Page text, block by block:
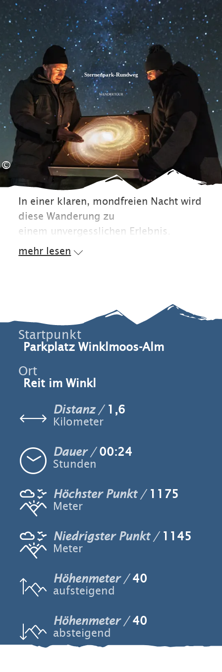
Zum
Inhalt
Zur
Suche
Zum
Footer
©
Sternenpark-Rundweg
WANDERTOUR
In einer klaren, mondfreien Nacht wird
diese Wanderung zu
einem unvergesslichen Erlebnis.
mehr lesen
Startpunkt
Parkplatz Winklmoos-Alm
Ort
Reit im Winkl
Distanz
1,6
Kilometer
Dauer 00:24
Stunden
Höchster Punkt 1175
Meter
Niedrigster Punkt 1145
Meter
Höhenmeter 40
aufsteigend
Höhenmeter 40
absteigend